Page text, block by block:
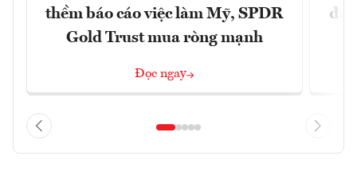
thềm báo cáo việc làm Mỹ, SPDR
Gold Trust mua ròng mạnh
Đọc ngay
đã